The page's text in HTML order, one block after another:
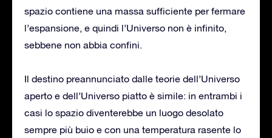
spazio contiene una massa sufficiente per fermare
l’espansione, e quindi l’Universo non è infinito,
sebbene non abbia confini.
Il destino preannunciato dalle teorie dell’Universo
aperto e dell’Universo piatto è simile: in entrambi i
casi lo spazio diventerebbe un luogo desolato
sempre più buio e con una temperatura rasente lo